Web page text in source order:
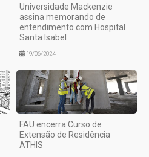
Universidade Mackenzie
assina memorando de
entendimento com Hospital
Santa Isabel
19/06/2024
FAU encerra Curso de
Extensão de Residência
ATHIS